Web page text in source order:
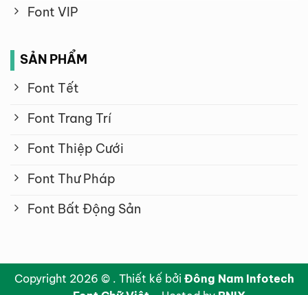
Font VIP
SẢN PHẨM
Font Tết
Font Trang Trí
Font Thiệp Cưới
Font Thư Pháp
Font Bất Động Sản
Copyright 2026 © . Thiết kế bởi Đông Nam Infotech